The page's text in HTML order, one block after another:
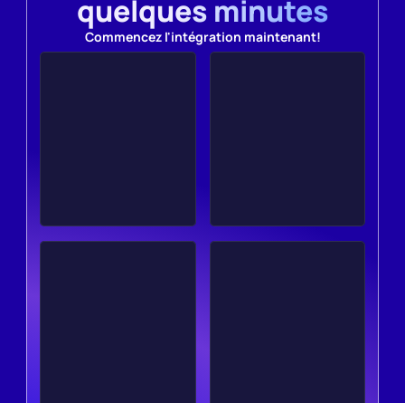
quelques minutes
Commencez l'intégration maintenant!